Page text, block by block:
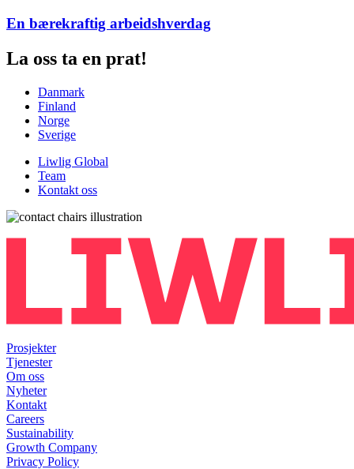
En bærekraftig arbeidshverdag
La oss ta en prat!
Danmark
Finland
Norge
Sverige
Liwlig Global
Team
Kontakt oss
Prosjekter
Tjenester
Om oss
Nyheter
Kontakt
Careers
Sustainability
Growth Company
Privacy Policy